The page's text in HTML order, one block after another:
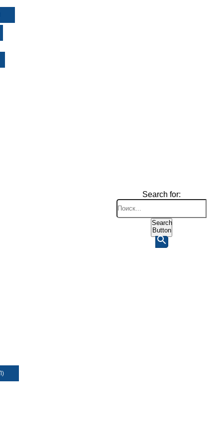
Search for:
Search
Button